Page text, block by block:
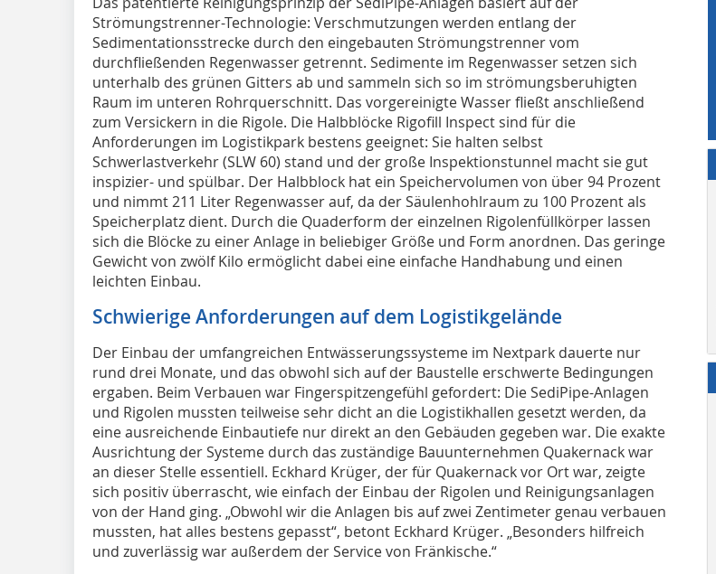
Strömungstrenner-Technologie: Verschmutzungen werden entlang der
Sedimentationsstrecke durch den eingebauten Strömungstrenner vom
durchfließenden Regenwasser getrennt. Sedimente im Regenwasser setzen sich
unterhalb des grünen Gitters ab und sammeln sich so im strömungsberuhigten
Raum im unteren Rohrquerschnitt. Das vorgereinigte Wasser fließt anschließend
zum Versickern in die Rigole. Die Halbblöcke Rigofill Inspect sind für die
Anforderungen im Logistikpark bestens geeignet: Sie halten selbst
Schwerlastverkehr (SLW 60) stand und der große Inspektionstunnel macht sie gut
inspizier- und spülbar. Der Halbblock hat ein Speichervolumen von über 94 Prozent
und nimmt 211 Liter Regenwasser auf, da der Säulenhohlraum zu 100 Prozent als
Speicherplatz dient. Durch die Quaderform der einzelnen Rigolenfüllkörper lassen
sich die Blöcke zu einer Anlage in beliebiger Größe und Form anordnen. Das geringe
Gewicht von zwölf Kilo ermöglicht dabei eine einfache Handhabung und einen
leichten Einbau.
Schwierige Anforderungen auf dem Logistikgelände
Der Einbau der umfangreichen Entwässerungssysteme im Nextpark dauerte nur
rund drei Monate, und das obwohl sich auf der Baustelle erschwerte Bedingungen
ergaben. Beim Verbauen war Fingerspitzengefühl gefordert: Die SediPipe-Anlagen
und Rigolen mussten teilweise sehr dicht an die Logistikhallen gesetzt werden, da
eine ausreichende Einbautiefe nur direkt an den Gebäuden gegeben war. Die exakte
Ausrichtung der Systeme durch das zuständige Bauunternehmen Quakernack war
an dieser Stelle essentiell. Eckhard Krüger, der für Quakernack vor Ort war, zeigte
sich positiv überrascht, wie einfach der Einbau der Rigolen und Reinigungsanlagen
von der Hand ging. „Obwohl wir die Anlagen bis auf zwei Zentimeter genau verbauen
mussten, hat alles bestens gepasst“, betont Eckhard Krüger. „Besonders hilfreich
und zuverlässig war außerdem der Service von Fränkische.“